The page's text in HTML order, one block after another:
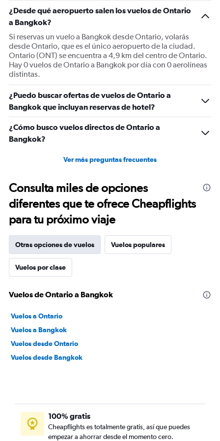
Y
axis
values.
Range:
0
to
1800.
¿Desde qué aeropuerto salen los vuelos de Ontario
a Bangkok?
Si reservas un vuelo a Bangkok desde Ontario, volarás
desde Ontario, que es el único aeropuerto de la ciudad.
Ontario (ONT) se encuentra a 4,9 km del centro de Ontario.
Hay 0 vuelos de Ontario a Bangkok por día con 0 aerolíneas
distintas.
¿Puedo buscar ofertas de vuelos de Ontario a
Bangkok que incluyan reservas de hotel?
¿Cómo busco vuelos directos de Ontario a
Bangkok?
Ver más preguntas frecuentes
Consulta miles de opciones
diferentes que te ofrece Cheapflights
para tu próximo viaje
Otras opciones de vuelos Vuelos populares
Vuelos por clase
Vuelos de Ontario a Bangkok
Vuelos a Ontario
Vuelos a Bangkok
Vuelos desde Ontario
Vuelos desde Bangkok
100% gratis
Cheapflights es totalmente gratis, así que puedes
empezar a ahorrar desde el momento cero.